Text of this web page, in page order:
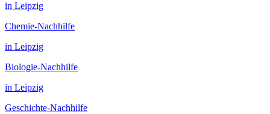
in Leipzig
Chemie-Nachhilfe
in Leipzig
Biologie-Nachhilfe
in Leipzig
Geschichte-Nachhilfe